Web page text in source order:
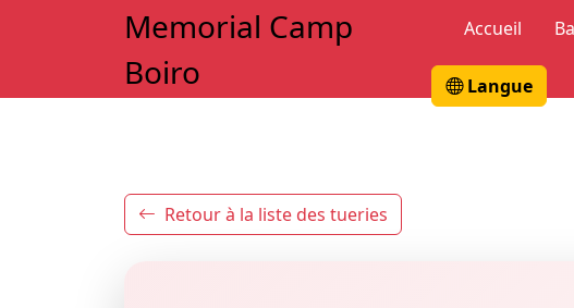
Memorial Camp
Boiro
Accueil
Langue
Retour à la liste des tueries